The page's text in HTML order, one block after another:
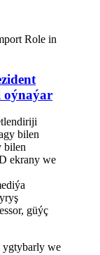
oýnaýar
bilen
bilen
ekrany we
güýç
ygtybarly we